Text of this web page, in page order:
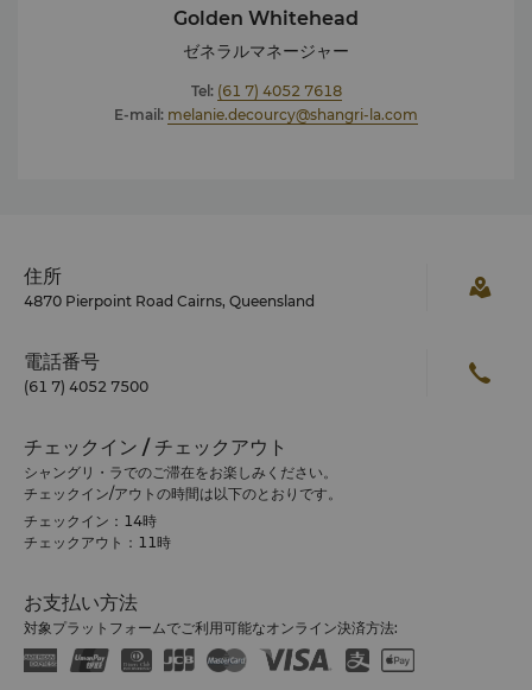
Golden Whitehead
ゼネラルマネージャー
Tel: (61 7) 4052 7618
E-mail: melanie.decourcy@shangri-la.com
住所
4870 Pierpoint Road Cairns, Queensland
電話番号
(61 7) 4052 7500
チェックイン / チェックアウト
シャングリ・ラでのご滞在をお楽しみください。
チェックイン/アウトの時間は以下のとおりです。
チェックイン：14時
チェックアウト：11時
お支払い方法
対象プラットフォームでご利用可能なオンライン決済方法: